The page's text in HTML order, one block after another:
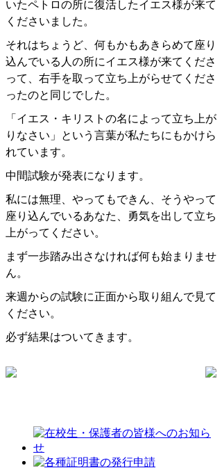
いたペトロの所に復活したイエス様が来て
くださいました。
それはちょうど、何もかもあきらめて座り
込んでいる人の所にイエス様が来てくださ
って、右手を取って立ち上がらせてくださ
ったのと同じでした。
「イエス・キリストの名によって立ち上が
りなさい」という言葉が私たちにもかけら
れています。
中間試験が発表になります。
私には無理、やってもできん、そうやって
座り込んでいるあなた、勇気を出して立ち
上がってください。
まず一歩踏み出さなければ何も始まりませ
ん。
来週からの試験に正面から取り組んで見て
ください。
必ず結果はついてきます。